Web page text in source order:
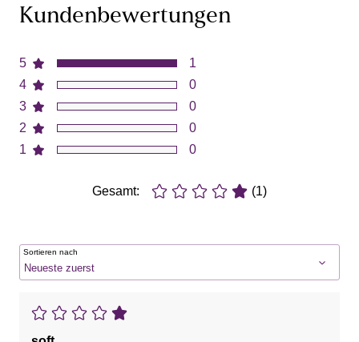
Kundenbewertungen
5
4
3
2
1
1
0
0
0
0
Gesamt: (1)
Sortieren nach